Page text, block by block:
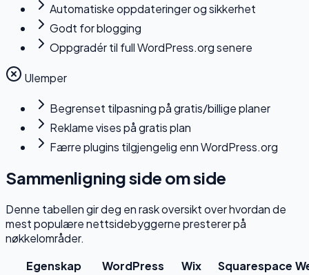
Automatiske oppdateringer og sikkerhet
Godt for blogging
Oppgradér til full WordPress.org senere
Ulemper
Begrenset tilpasning på gratis/billige planer
Reklame vises på gratis plan
Færre plugins tilgjengelig enn WordPress.org
Sammenligning side om side
Denne tabellen gir deg en rask oversikt over hvordan de
mest populære nettsidebyggerne presterer på
nøkkelområder.
Egenskap
WordPress Wix Squarespace